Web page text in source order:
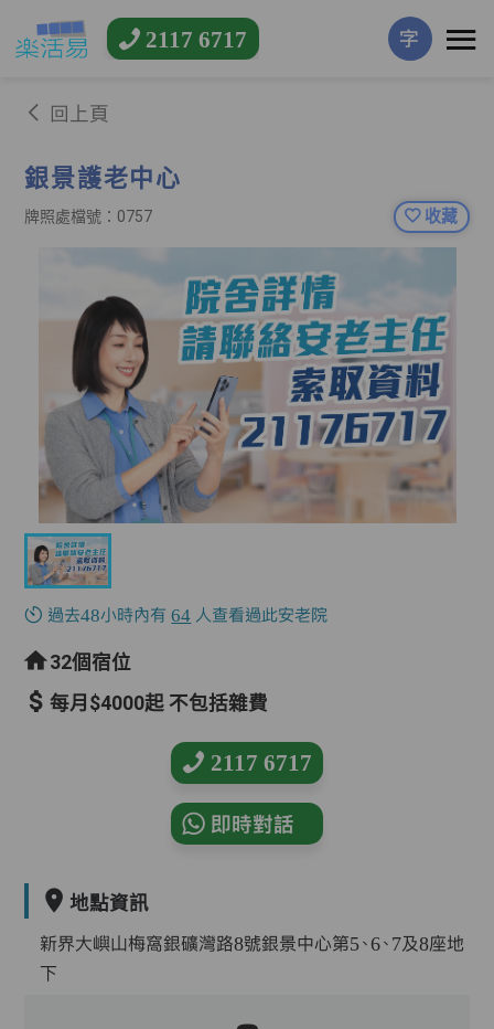
2117 6717 字
回上頁
銀景護老中心
牌照處檔號：0757 收藏
過去48小時內有64 人查看過此安老院
32個宿位
每月$4000起 不包括雜費
2117 6717
即時對話
地點資訊
新界大嶼山梅窩銀礦灣路8號銀景中心第5、6、7及8座地
下